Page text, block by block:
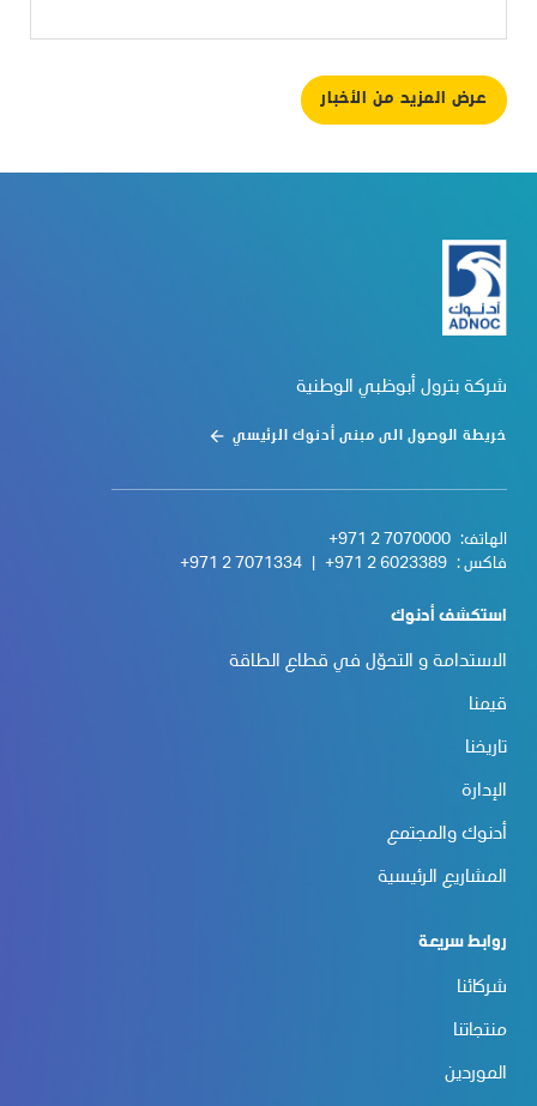
عرض المزيد من الأخبار
شركة بترول أبوظبي الوطنية
خريطة الوصول الى مبنى أدنوك الرئيسي
الهاتف: +971 2 7070000
فاكس : +971 2 6023389
+971 2 7071334
استكشف أدنوك
الاستدامة و التحوّل في قطاع الطاقة
قيمنا
تاريخنا
الإدارة
أدنوك والمجتمع
المشاريع الرئيسية
روابط سريعة
شركائنا
منتجاتنا
الموردين